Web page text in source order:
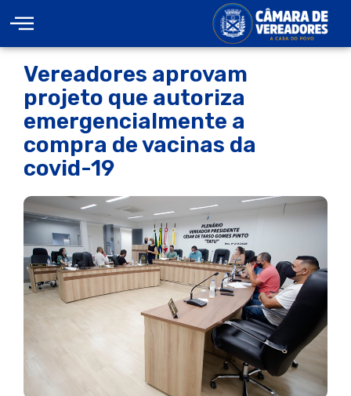
Vereadores aprovam
projeto que autoriza
emergencialmente a
compra de vacinas da
covid-19